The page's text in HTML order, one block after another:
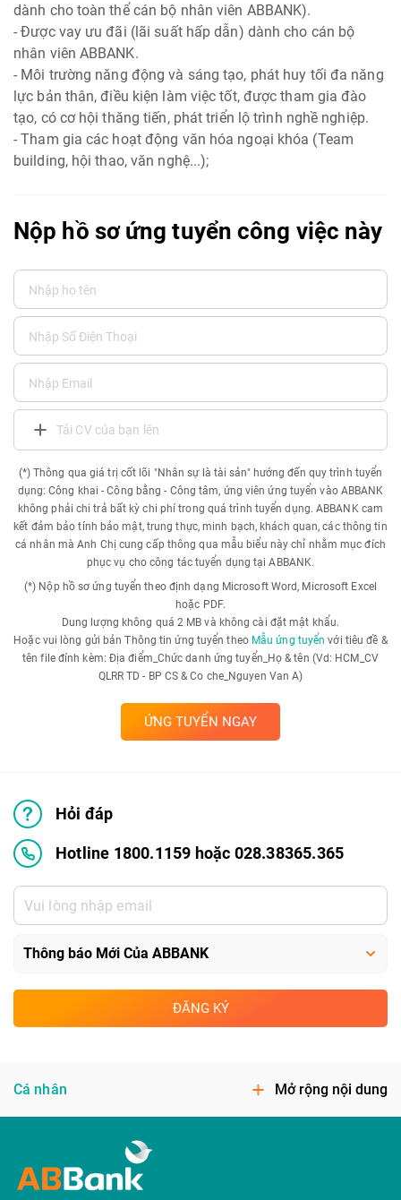
dành cho toàn thể cán bộ nhân viên ABBANK).
- Được vay ưu đãi (lãi suất hấp dẫn) dành cho cán bộ
nhân viên ABBANK.
- Môi trường năng động và sáng tạo, phát huy tối đa năng
lực bản thân, điều kiện làm việc tốt, được tham gia đào
tạo, có cơ hội thăng tiến, phát triển lộ trình nghề nghiệp.
- Tham gia các hoạt động văn hóa ngoại khóa (Team
building, hội thao, văn nghệ...);
Nộp hồ sơ ứng tuyển công việc này
Tải CV của bạn lên
(*) Thông qua giá trị cốt lõi "Nhân sự là tài sản" hướng đến quy trình tuyển
dụng: Công khai - Công bằng - Công tâm, ứng viên ứng tuyển vào ABBANK
không phải chi trả bất kỳ chi phí trong quá trình tuyển dụng. ABBANK cam
kết đảm bảo tính bảo mật, trung thực, minh bạch, khách quan, các thông tin
cá nhân mà Anh Chị cung cấp thông qua mẫu biểu này chỉ nhằm mục đích
phục vụ cho công tác tuyển dụng tại ABBANK.
(*) Nộp hồ sơ ứng tuyển theo định dạng Microsoft Word, Microsoft Excel
hoặc PDF.
Dung lượng không quá 2 MB và không cài đặt mật khẩu.
Hoặc vui lòng gửi bản Thông tin ứng tuyển theo Mẫu ứng tuyển với tiêu đề &
tên file đính kèm: Địa điểm_Chức danh ứng tuyển_Họ & tên (Vd: HCM_CV
QLRR TD - BP CS & Co che_Nguyen Van A)
ỨNG TUYỂN NGAY
Hỏi đáp
Hotline 1800.1159 hoặc 028.38365.365
ĐĂNG KÝ
Cá nhân Mở rộng nội dung